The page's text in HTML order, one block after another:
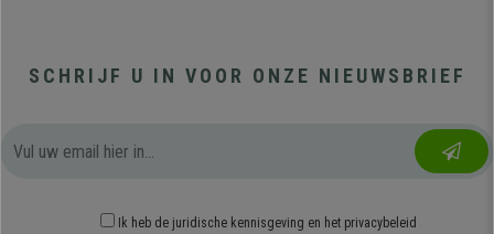
SCHRIJF U IN VOOR ONZE NIEUWSBRIEF
Ik heb de juridische kennisgeving en het privacybeleid